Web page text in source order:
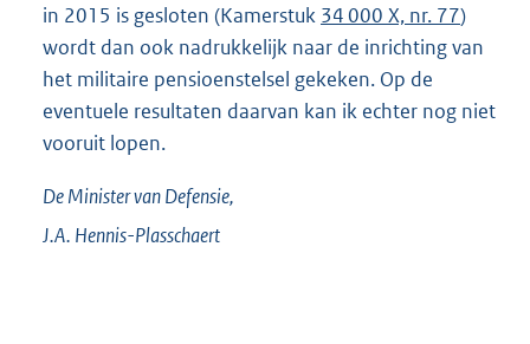
in 2015 is gesloten (Kamerstuk 34 000 X, nr. 77)
wordt dan ook nadrukkelijk naar de inrichting van
het militaire pensioenstelsel gekeken. Op de
eventuele resultaten daarvan kan ik echter nog niet
vooruit lopen.
De Minister van Defensie,
J.A. Hennis-Plasschaert